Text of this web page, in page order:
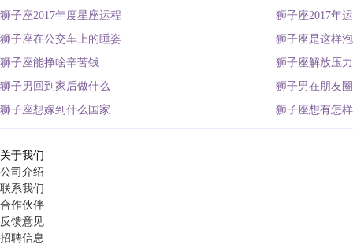
狮子座2017年度星座运程
狮子座2017年
狮子座在公交车上的睡姿
狮子座是这样
狮子座能挣啥辛苦钱
狮子座解放压
狮子男回到家后做什么
狮子男在朋友
狮子座想嫁到什么国家
狮子座想有怎
关于我们
公司介绍
联系我们
合作伙伴
反馈意见
招聘信息